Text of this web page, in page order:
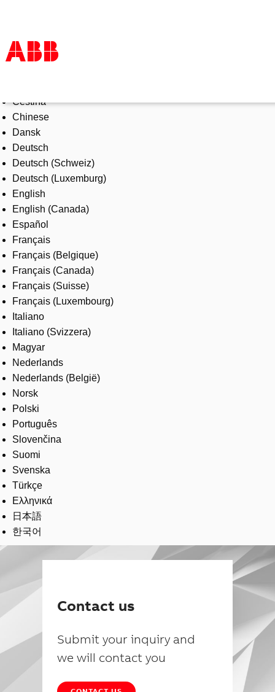
Products & Solutions
Industries
Services
About us
Where to buy
Contact us
Careers
Čeština
Chinese
Dansk
Deutsch
Deutsch (Schweiz)
Deutsch (Luxemburg)
English
English (Canada)
Español
Français
Français (Belgique)
Français (Canada)
Français (Suisse)
Français (Luxembourg)
Italiano
Italiano (Svizzera)
Magyar
Nederlands
Nederlands (België)
Norsk
Polski
Português
Slovenčina
Suomi
Svenska
Türkçe
Ελληνικά
日本語
한국어
Contact us
Submit your inquiry and
we will contact you